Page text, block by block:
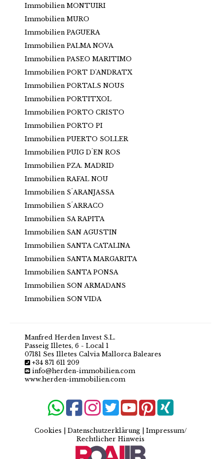
Immobilien MONTUIRI
Immobilien MURO
Immobilien PAGUERA
Immobilien PALMA NOVA
Immobilien PASEO MARITIMO
Immobilien PORT D'ANDRATX
Immobilien PORTALS NOUS
Immobilien PORTITXOL
Immobilien PORTO CRISTO
Immobilien PORTO PI
Immobilien PUERTO SOLLER
Immobilien PUIG D´EN ROS
Immobilien PZA. MADRID
Immobilien RAFAL NOU
Immobilien S´ARANJASSA
Immobilien S´ARRACO
Immobilien SA RAPITA
Immobilien SAN AGUSTIN
Immobilien SANTA CATALINA
Immobilien SANTA MARGARITA
Immobilien SANTA PONSA
Immobilien SON ARMADANS
Immobilien SON VIDA
Manfred Herden Invest S.L.
Passeig Illetes, 6 - Local 1
07181 Ses Illetes Calvia Mallorca Baleares
+34 871 611 209
info@herden-immobilien.com
www.herden-immobilien.com
Cookies Datenschutzerklärung| Impressum/
Rechtlicher Hinweis